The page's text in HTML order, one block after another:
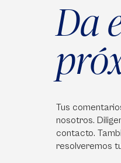
Da
Tus
nosotros.
contacto.
resolveremos